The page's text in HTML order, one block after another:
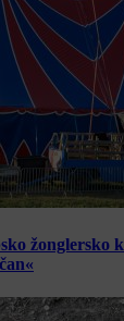
žonglersko